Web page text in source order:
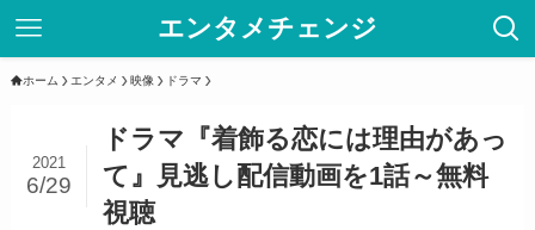
エンタメチェンジ
ホーム エンタメ 映像 ドラマ
ドラマ『着飾る恋には理由があっ
て』見逃し配信動画を1話～無料
視聴
2021
6/29